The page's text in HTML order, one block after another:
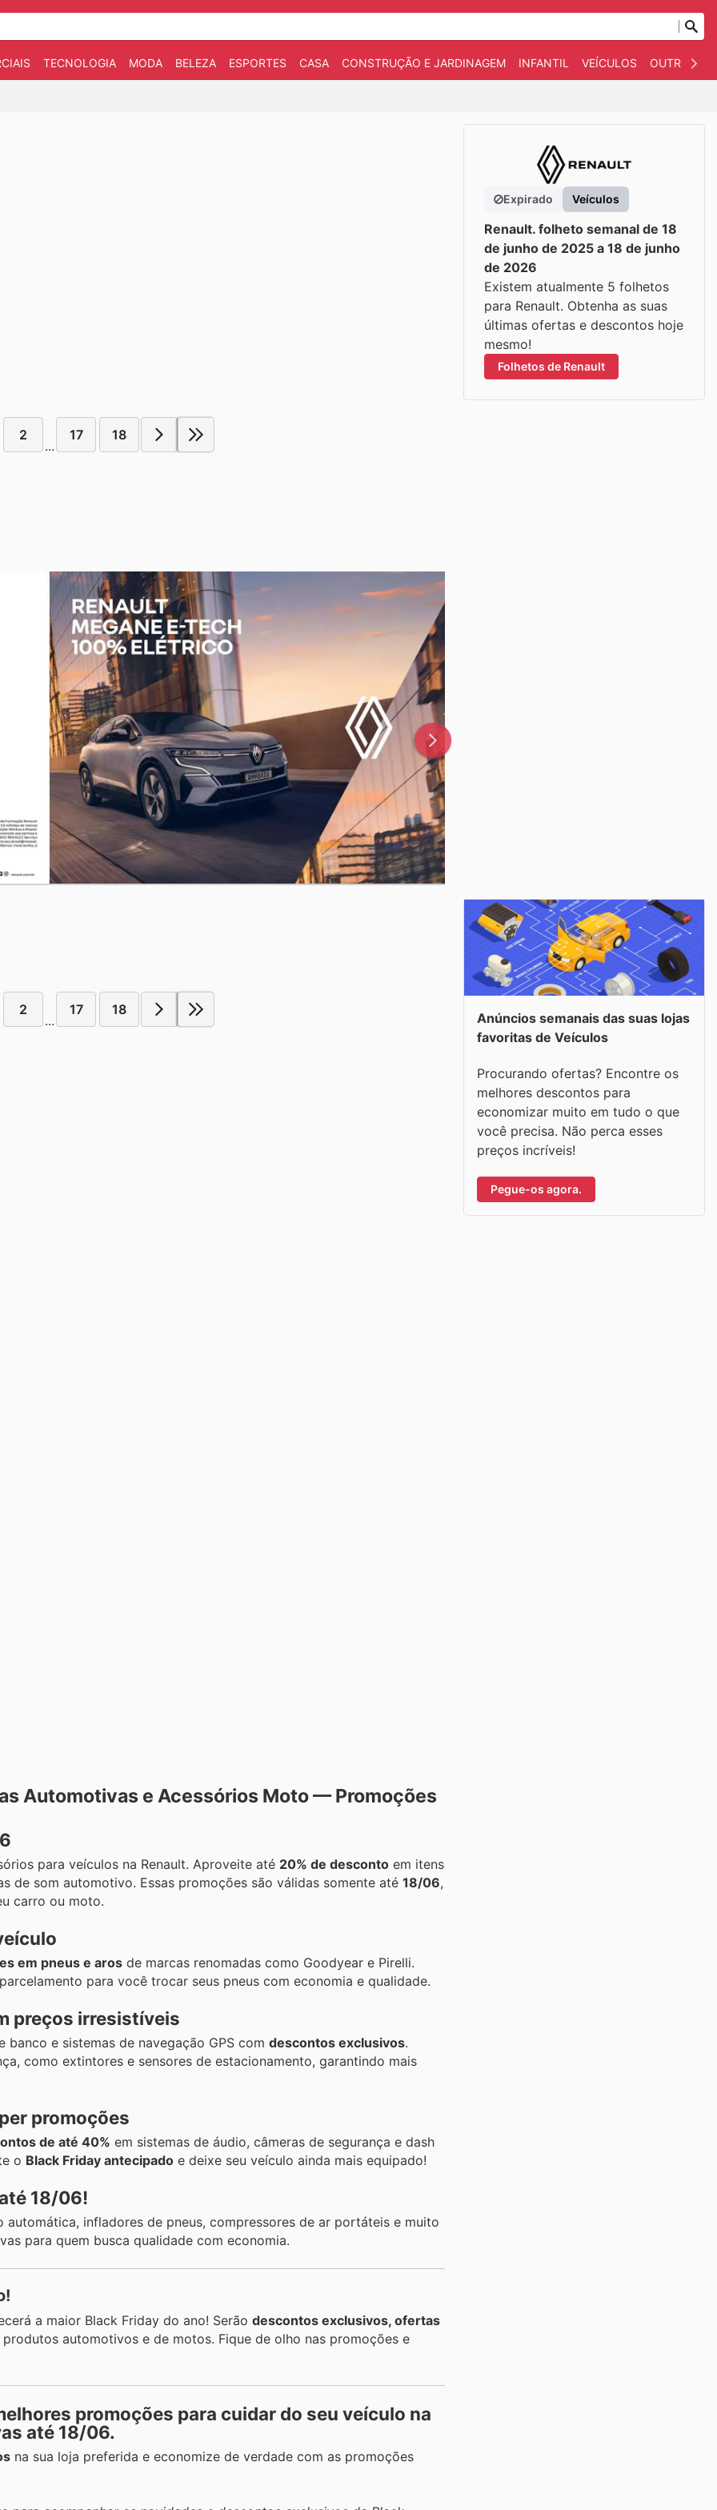
TECNOLOGIA MODA BELEZA ESPORTES CASA CONSTRUÇÃO E JARDINAGEM INFANTIL VEÍCULOS OUTROS
2
...
17 18
2
...
17 18
Automotivas e Acessórios Moto — Promoções
para veículos na Renault. Aproveite até 20% de desconto em itens
de som automotivo. Essas promoções são válidas somente até 18/06,
carro ou moto.
em pneus e aros de marcas renomadas como Goodyear e Pirelli.
para você trocar seus pneus com economia e qualidade.
preços irresistíveis
e sistemas de navegação GPS com descontos exclusivos.
como extintores e sensores de estacionamento, garantindo mais
promoções
de até 40% em sistemas de áudio, câmeras de segurança e dash
o Black Friday antecipado e deixe seu veículo ainda mais equipado!
18/06!
infladores de pneus, compressores de ar portáteis e muito
para quem busca qualidade com economia.
a maior Black Friday do ano! Serão descontos exclusivos, ofertas
automotivos e de motos. Fique de olho nas promoções e
promoções para cuidar do seu veículo na
até 18/06.
na sua loja preferida e economize de verdade com as promoções
Expirado Veículos
Renault. folheto semanal de 18
de junho de 2025 a 18 de junho
de 2026
Existem atualmente 5 folhetos
para Renault. Obtenha as suas
últimas ofertas e descontos hoje
mesmo!
Folhetos de Renault
Anúncios semanais das suas lojas
favoritas de Veículos
Procurando ofertas? Encontre os
melhores descontos para
economizar muito em tudo o que
você precisa. Não perca esses
preços incríveis!
Pegue-os agora.